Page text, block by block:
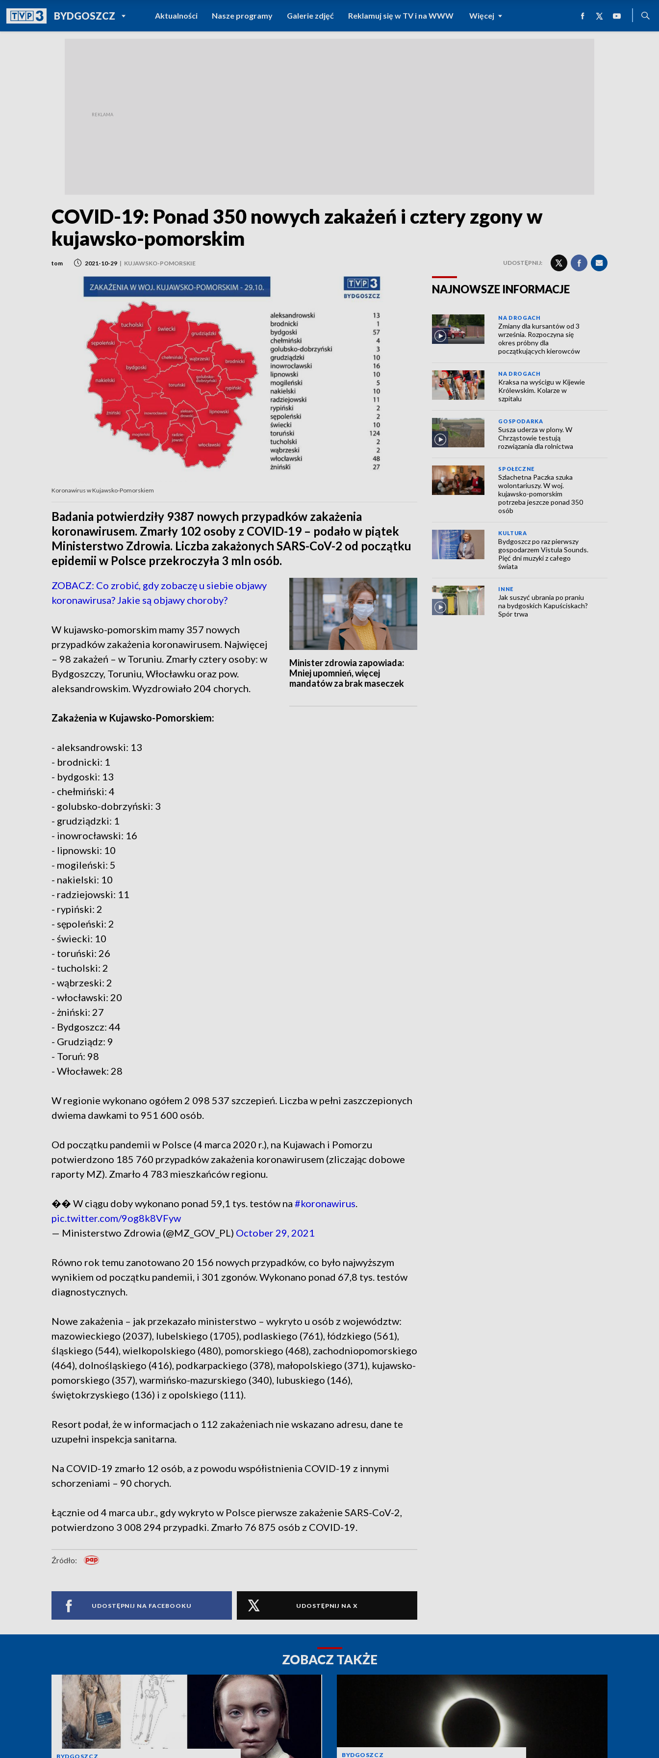
BYDGOSZCZPOWRÓT DO
TVP REGIONY
Aktualności Nasze programy Galerie zdjęć Reklamuj się w TV i na WWW Więcej
COVID-19: Ponad 350 nowych zakażeń i cztery zgony w
kujawsko-pomorskim
tom 2021-10-29 | KUJAWSKO-POMORSKIE UDOSTĘPNIJ:
Koronawirus w Kujawsko-Pomorskiem
Badania potwierdziły 9387 nowych przypadków zakażenia
koronawirusem. Zmarły 102 osoby z COVID-19 – podało w piątek
Ministerstwo Zdrowia. Liczba zakażonych SARS-CoV-2 od początku
epidemii w Polsce przekroczyła 3 mln osób.
Minister zdrowia zapowiada:
Mniej upomnień, więcej
mandatów za brak maseczek
ZOBACZ: Co zrobić, gdy zobaczę u siebie objawy
koronawirusa? Jakie są objawy choroby?
W kujawsko-pomorskim mamy 357 nowych
przypadków zakażenia koronawirusem. Najwięcej
– 98 zakażeń – w Toruniu. Zmarły cztery osoby: w
Bydgoszczy, Toruniu, Włocławku oraz pow.
aleksandrowskim. Wyzdrowiało 204 chorych.
Zakażenia w Kujawsko-Pomorskiem:
- aleksandrowski: 13
- brodnicki: 1
- bydgoski: 13
- chełmiński: 4
- golubsko-dobrzyński: 3
- grudziądzki: 1
- inowrocławski: 16
- lipnowski: 10
- mogileński: 5
- nakielski: 10
- radziejowski: 11
- rypiński: 2
- sępoleński: 2
- świecki: 10
- toruński: 26
- tucholski: 2
- wąbrzeski: 2
- włocławski: 20
- żniński: 27
- Bydgoszcz: 44
- Grudziądz: 9
- Toruń: 98
- Włocławek: 28
W regionie wykonano ogółem 2 098 537 szczepień. Liczba w pełni zaszczepionych
dwiema dawkami to 951 600 osób.
Od początku pandemii w Polsce (4 marca 2020 r.), na Kujawach i Pomorzu
potwierdzono 185 760 przypadków zakażenia koronawirusem (zliczając dobowe
raporty MZ). Zmarło 4 783 mieszkańców regionu.
�� W ciągu doby wykonano ponad 59,1 tys. testów na #koronawirus.
pic.twitter.com/9og8k8VFyw
— Ministerstwo Zdrowia (@MZ_GOV_PL) October 29, 2021
Równo rok temu zanotowano 20 156 nowych przypadków, co było najwyższym
wynikiem od początku pandemii, i 301 zgonów. Wykonano ponad 67,8 tys. testów
diagnostycznych.
Nowe zakażenia – jak przekazało ministerstwo – wykryto u osób z województw:
mazowieckiego (2037), lubelskiego (1705), podlaskiego (761), łódzkiego (561),
śląskiego (544), wielkopolskiego (480), pomorskiego (468), zachodniopomorskiego
(464), dolnośląskiego (416), podkarpackiego (378), małopolskiego (371), kujawsko-
pomorskiego (357), warmińsko-mazurskiego (340), lubuskiego (146),
świętokrzyskiego (136) i z opolskiego (111).
Resort podał, że w informacjach o 112 zakażeniach nie wskazano adresu, dane te
uzupełni inspekcja sanitarna.
Na COVID-19 zmarło 12 osób, a z powodu współistnienia COVID-19 z innymi
schorzeniami – 90 chorych.
Łącznie od 4 marca ub.r., gdy wykryto w Polsce pierwsze zakażenie SARS-CoV-2,
potwierdzono 3 008 294 przypadki. Zmarło 76 875 osób z COVID-19.
Źródło:
UDOSTĘPNIJ NA FACEBOOKU UDOSTĘPNIJ NA X
NAJNOWSZE INFORMACJE
NA DROGACH
Zmiany dla kursantów od 3
września. Rozpoczyna się
okres próbny dla
początkujących kierowców
NA DROGACH
Kraksa na wyścigu w Kijewie
Królewskim. Kolarze w
szpitalu
GOSPODARKA
Susza uderza w plony. W
Chrząstowie testują
rozwiązania dla rolnictwa
SPOŁECZNE
Szlachetna Paczka szuka
wolontariuszy. W woj.
kujawsko-pomorskim
potrzeba jeszcze ponad 350
osób
KULTURA
Bydgoszcz po raz pierwszy
gospodarzem Vistula Sounds.
Pięć dni muzyki z całego
świata
INNE
Jak suszyć ubrania po praniu
na bydgoskich Kapuściskach?
Spór trwa
ZOBACZ TAKŻE
BYDGOSZCZ BYDGOSZCZ